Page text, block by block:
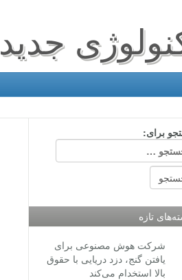
جدید
برای:
تازه
شرکت هوش مصنوعی برای
یافتن گنج، دزد دریایی با حقوق
بالا استخدام می‌کند